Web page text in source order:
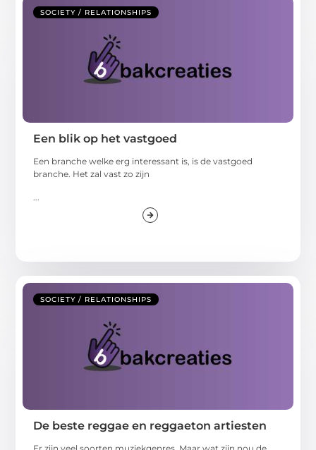
SOCIETY / RELATIONSHIPS
Een blik op het vastgoed
Een branche welke erg interessant is, is de vastgoed
branche. Het zal vast zo zijn
SOCIETY / RELATIONSHIPS
De beste reggae en reggaeton artiesten